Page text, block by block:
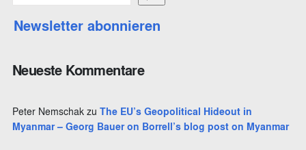
u
c
n
Newsletter abonnieren
Neueste Kommentare
Peter Nemschak zu The EU’s Geopolitical Hideout in
Myanmar – Georg Bauer on Borrell’s blog post on Myanmar